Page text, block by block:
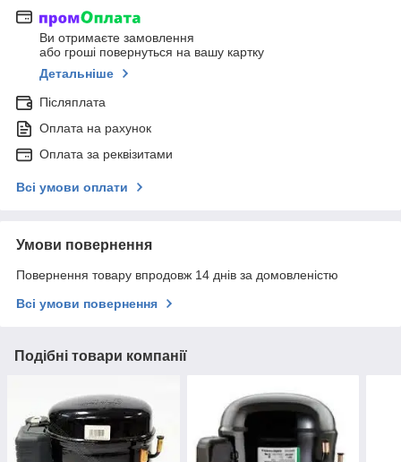
Ви отримаєте замовлення
або гроші повернуться на вашу картку
Детальніше
Післяплата
Оплата на рахунок
Оплата за реквізитами
Всі умови оплати
Умови повернення
Повернення товару впродовж 14 днів за домовленістю
Всі умови повернення
Подібні товари компанії